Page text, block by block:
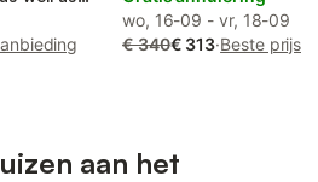
wo, 16-09 - vr, 18-09
€ 340€ 313·Beste prijs
aan het